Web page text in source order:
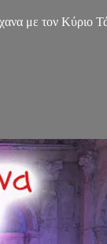
με τον Κύριο